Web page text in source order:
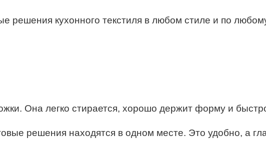
решения кухонного текстиля в любом стиле и по
Она легко стирается, хорошо держит форму и
решения находятся в одном месте. Это удобно, а